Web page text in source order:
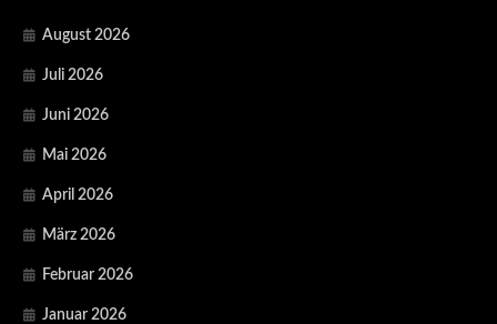
August 2026
Juli 2026
Juni 2026
Mai 2026
April 2026
März 2026
Februar 2026
Januar 2026